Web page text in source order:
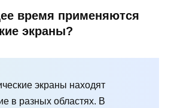
время применяются
экраны?
экраны находят
в разных областях. В